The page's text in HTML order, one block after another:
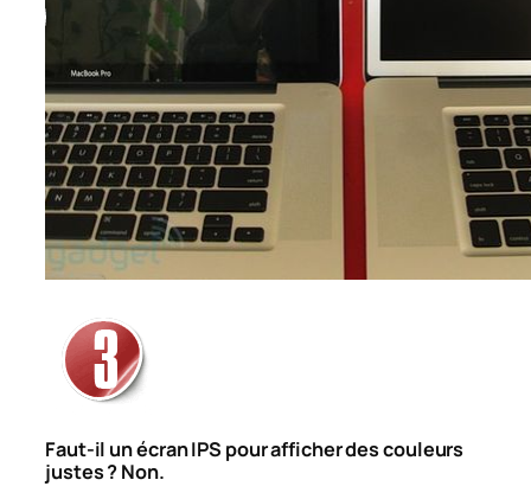
Faut-il un écran IPS pour afficher des couleurs
justes ? Non.